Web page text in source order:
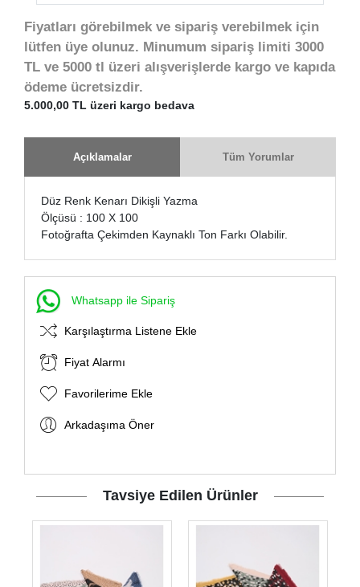
Fiyatları görebilmek ve sipariş verebilmek için
lütfen üye olunuz. Minumum sipariş limiti 3000
TL ve 5000 tl üzeri alışverişlerde kargo ve kapıda
ödeme ücretsizdir.
5.000,00 TL üzeri kargo bedava
Açıklamalar Tüm Yorumlar
Düz Renk Kenarı Dikişli Yazma
Ölçüsü : 100 X 100
Fotoğrafta Çekimden Kaynaklı Ton Farkı Olabilir.
Whatsapp ile Sipariş
Karşılaştırma Listene Ekle
Fiyat Alarmı
Favorilerime Ekle
Arkadaşıma Öner
Tavsiye Edilen Ürünler